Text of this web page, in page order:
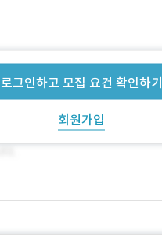
로그인하고 모집 요건 확인하기
회원가입